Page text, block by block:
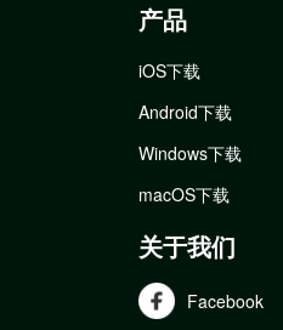
产品
iOS下载
Android下载
Windows下载
macOS下载
关于我们
Facebook